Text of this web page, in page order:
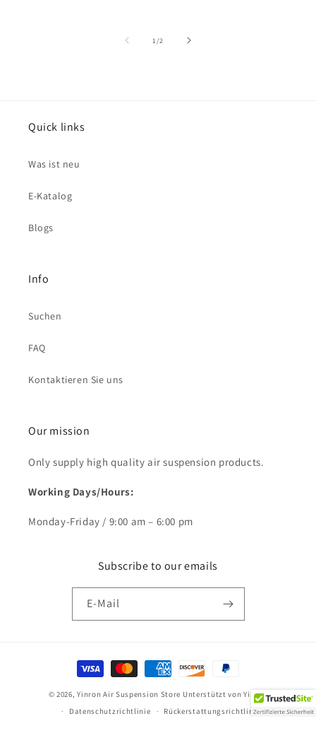
1/von
2
Quick links
Was ist neu
E-Katalog
Blogs
Info
Suchen
FAQ
Kontaktieren Sie uns
Our mission
Only supply high quality air suspension products.
Working Days/Hours:
Monday-Friday / 9:00 am – 6:00 pm
Subscribe to our emails
E-Mail
Zahlungsmethoden
© 2026,Yinron Air Suspension Store Unterstützt von Yinron
Datenschutzrichtlinie
Rückerstattungsrichtlinie